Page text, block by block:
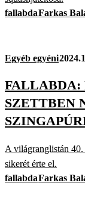
fallabdaFarkas
Egyéb egyéni
FALLABDA:
SZETTBEN
A világranglistán
sikerét érte el.
fallabdaFarkas